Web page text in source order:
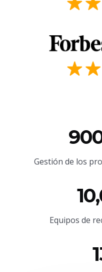
Gestión de los
Equipos de